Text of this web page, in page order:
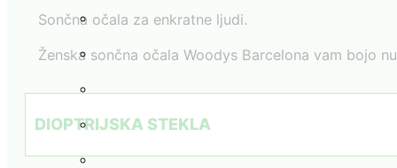
Sončna očala za enkratne ljudi.
Ženska sončna očala Woodys Barcelona vam bojo
DIOPTRIJSKA STEKLA